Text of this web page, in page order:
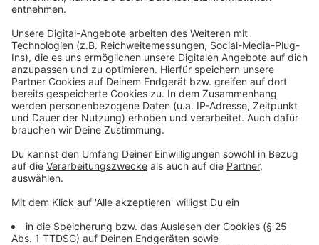
Rathaus wird neben den Busabfahrten auch die
Regionalbahn angegeben. Die dafür notwendigen Infos
kommen über die zentrale Datendrehscheibe für den
ÖPNV in NRW beim Verkehrsverbund Rhein-Sieg.
Stehen keine Echtzeitinformationen zur Verfügung,
werden die fahrplanmäßigen Soll-Abfahrtszeiten
angezeigt. Dazu können noch zusätzliche
Informationen als Lauftext in der untersten Zeile der
DFI-Anlagen angezeigt werden.
Patrick Haas, Bürgermeister der Stadt Stolberg: „Die
Haltestellen unserer Talachse ist ein weiterer